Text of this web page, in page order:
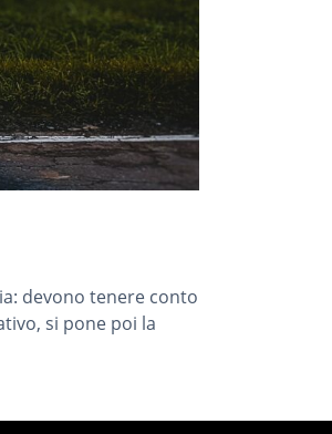
devono tenere conto
si pone poi la